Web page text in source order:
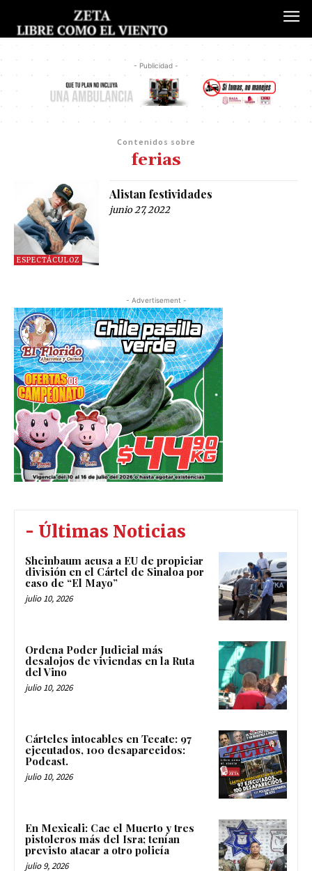
- Publicidad -
Contenidos sobre
ferias
ESPECTÁCULOZ
Alistan festividades
junio 27, 2022
- Advertisement -
- Últimas Noticias
Sheinbaum acusa a EU de propiciar
división en el Cártel de Sinaloa por
caso de “El Mayo”
julio 10, 2026
Ordena Poder Judicial más
desalojos de viviendas en la Ruta
del Vino
julio 10, 2026
Cárteles intocables en Tecate: 97
ejecutados, 100 desaparecidos:
Podcast.
julio 10, 2026
En Mexicali: Cae el Muerto y tres
pistoleros más del Isra; tenían
previsto atacar a otro policía
julio 9, 2026